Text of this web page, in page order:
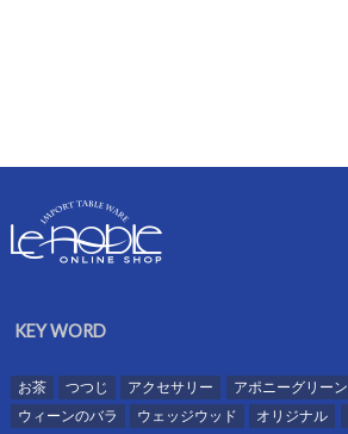
KEY WORD
お茶 つつじ アクセサリー アポニーグリーン
ウィーンのバラ
ウェッジウッド オリジナル